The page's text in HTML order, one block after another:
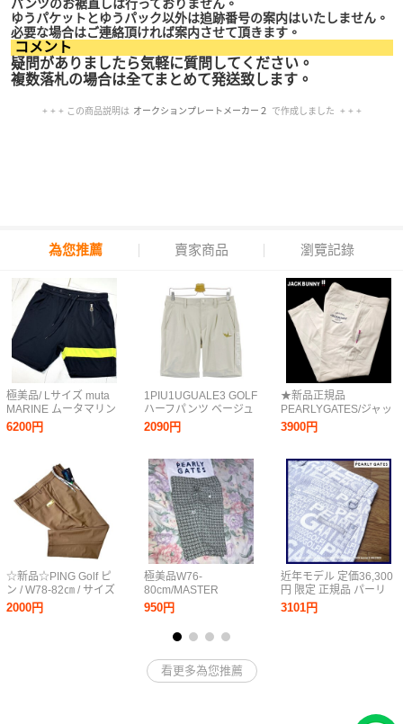
パンツのお裾直しは行っておりません。
ゆうパケットとゆうパック以外は追跡番号の案内はいたしません。
必要な場合はご連絡頂ければ案内させて頂きます。
コメント
疑問がありましたら気軽に質問してください。
複数落札の場合は全てまとめて発送致します。
+ + + この商品説明は オークションプレートメーカー２
で作成しました + + +
為您推薦 賣家商品 瀏覽記錄
極美品/ Lサイズ muta
MARINE ムータマリン
ハーフパンツ 8チャー
ム ショートパンツ ブラ
GOLF ゴルフウェア ネ
6200円
☆新品☆PING Golf ピ
ン / W78-82㎝ / サイズ
Ｍ / ゴールドラベル ス
トレッチサマー イージ
2000円
1PIU1UGUALE3 GOLF
ハーフパンツ ベージュ
系 4 [240101293864]
ゴルフウェア メンズ
2090円
極美品W76-
80cm/MASTER
BUNNY EDITION by
PEARLY GATES/総柄プ
リント/ウエストサイズ
調整サイドシンチ/快適
ストレッチ/5Pハーフ
GOLFパンツ
950円
★新品正規品
PEARLYGATES/ジャッ
クバニー JBロゴ2way
コットンストレッチ テ
size4(M)
3900円
近年モデル 定価36,300
円 限定 正規品 パーリ
ーゲイツ PEARLY
GATES PG-グラデーシ
3101円
看更多為您推薦